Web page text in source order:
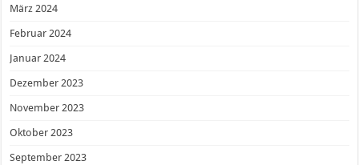
März 2024
Februar 2024
Januar 2024
Dezember 2023
November 2023
Oktober 2023
September 2023